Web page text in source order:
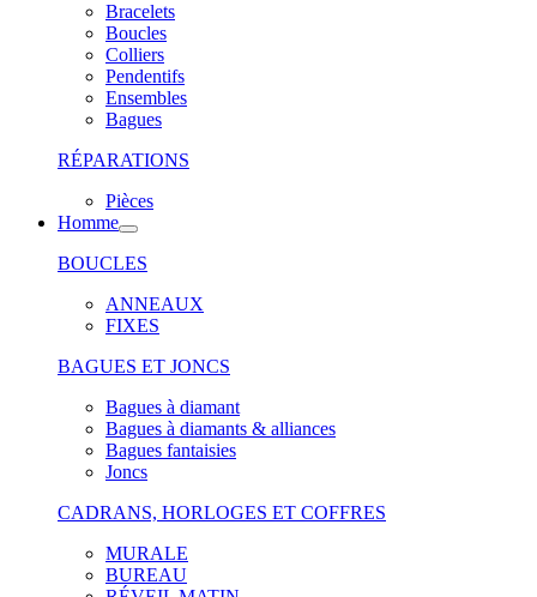
Bracelets
Boucles
Colliers
Pendentifs
Ensembles
Bagues
RÉPARATIONS
Pièces
Homme
BOUCLES
ANNEAUX
FIXES
BAGUES ET JONCS
Bagues à diamant
Bagues à diamants & alliances
Bagues fantaisies
Joncs
CADRANS, HORLOGES ET COFFRES
MURALE
BUREAU